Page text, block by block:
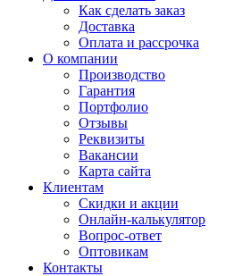
Как сделать заказ
Доставка
Оплата и рассрочка
О компании
Производство
Гарантия
Портфолио
Отзывы
Реквизиты
Вакансии
Карта сайта
Клиентам
Скидки и акции
Онлайн-калькулятор
Вопрос-ответ
Оптовикам
Контакты